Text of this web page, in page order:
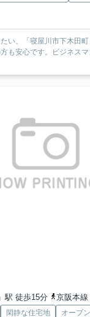
い、「寝屋川市下木田
も安心です。ビジネス
駅 徒歩15分
京阪本線「
閑静な住宅地 オープ